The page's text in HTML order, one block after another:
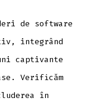
de software
integrând
captivante
Verificăm
în